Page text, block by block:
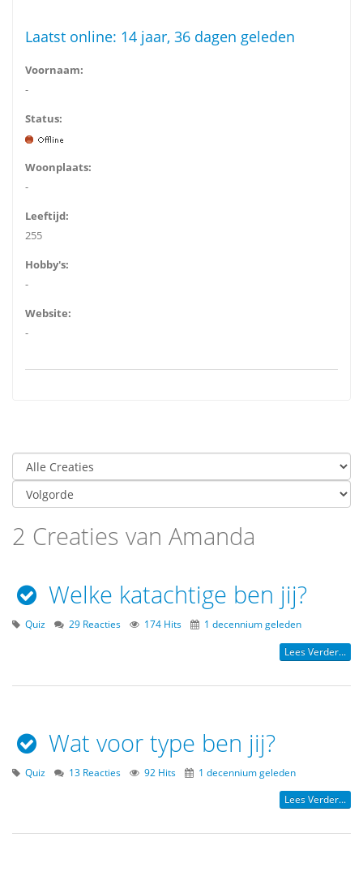
Laatst online: 14 jaar, 36 dagen geleden
Voornaam:
-
Status:
Woonplaats:
-
Leeftijd:
255
Hobby's:
-
Website:
-
2 Creaties van Amanda
Welke katachtige ben jij?
Quiz 29 Reacties 174 Hits 1 decennium geleden
Lees Verder...
Wat voor type ben jij?
Quiz 13 Reacties 92 Hits 1 decennium geleden
Lees Verder...